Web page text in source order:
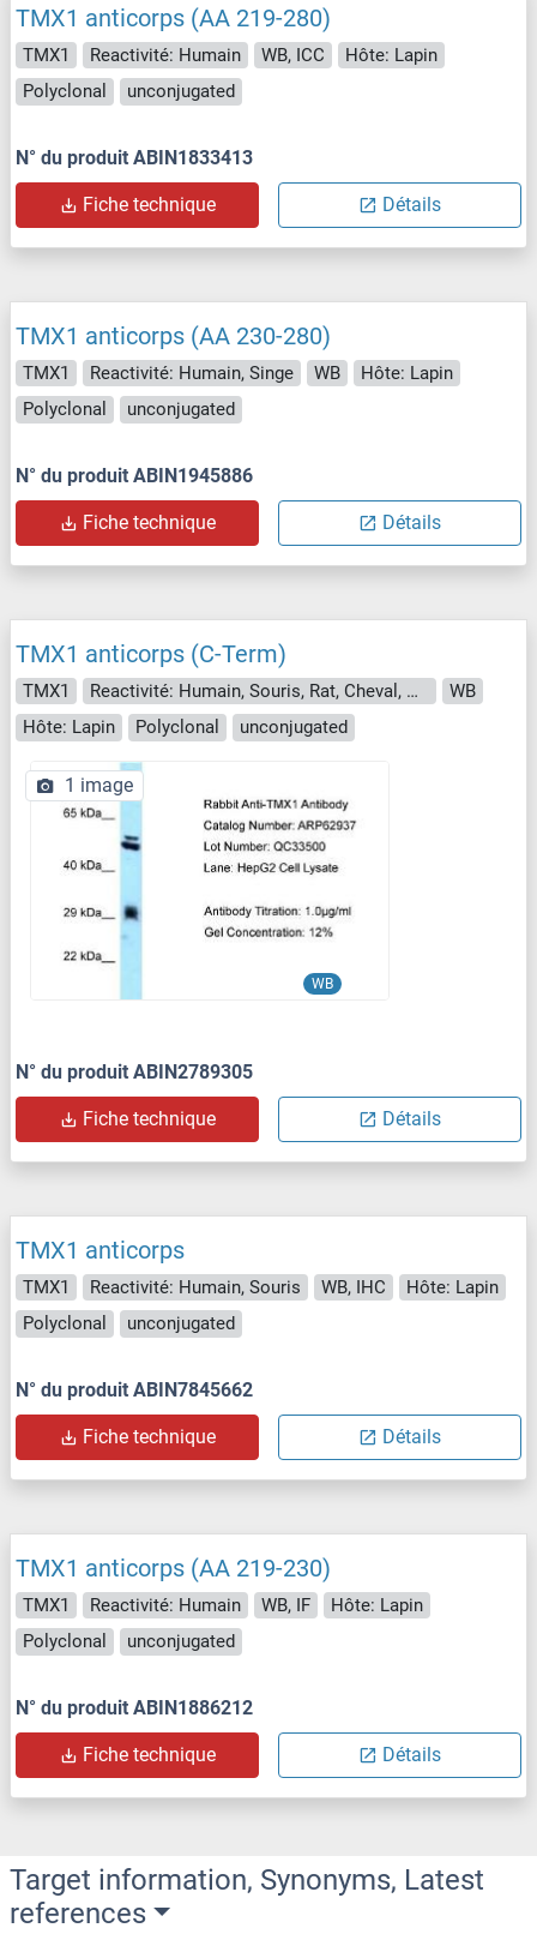
TMX1 anticorps (AA 219-280)
TMX1 Reactivité: Humain WB, ICC
Hôte: Lapin
Polyclonal
unconjugated
N° du produit ABIN1833413
Fiche technique Détails
TMX1 anticorps (AA 230-280)
TMX1 Reactivité: Humain, Singe WB
Hôte: Lapin
Polyclonal
unconjugated
N° du produit ABIN1945886
Fiche technique Détails
TMX1 anticorps (C-Term)
TMX1 Reactivité: Humain, Souris, Rat, Cheval, Chien, Porc, Boeuf (Vache), Lapin, Chévre, Saccharomyces cerevisiae, Poisson zèbre (Danio rerio)
WB
Hôte: Lapin
Polyclonal unconjugated
WB
1 image
N° du produit ABIN2789305
Fiche technique Détails
TMX1 anticorps
TMX1 Reactivité: Humain, Souris WB, IHC
Hôte: Lapin
Polyclonal
unconjugated
N° du produit ABIN7845662
Fiche technique Détails
TMX1 anticorps (AA 219-230)
TMX1 Reactivité: Humain WB, IF
Hôte: Lapin
Polyclonal
unconjugated
N° du produit ABIN1886212
Fiche technique Détails
Target information, Synonyms, Latest
references